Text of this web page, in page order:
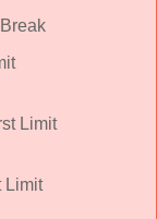
Limit
Limit